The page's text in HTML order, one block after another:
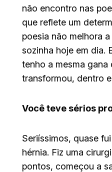
não encontro nas
que reflete um
poesia não melhora
sozinha hoje em dia.
tenho a mesma
transformou, dentro
Você teve sérios
Seriíssimos, quase
hérnia. Fiz uma
pontos, começou a